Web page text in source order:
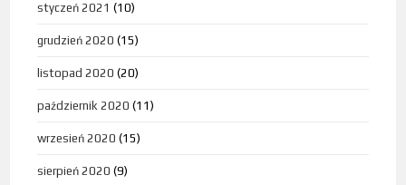
styczeń 2021 (10)
grudzień 2020 (15)
listopad 2020 (20)
październik 2020 (11)
wrzesień 2020 (15)
sierpień 2020 (9)